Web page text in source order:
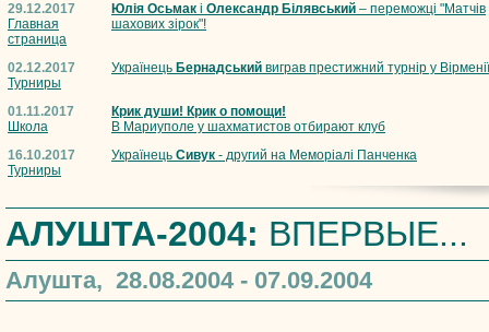
29.12.2017
Главная
страница
Юлія Осьмак і Олександр Білявський – переможці "Матчів
шахових зірок"!
02.12.2017
Турниры
Українець Бернадський виграв престижний турнір у Вірменії
01.11.2017
Школа
Крик души! Крик о помощи!
В Мариуполе у шахматистов отбирают клуб
16.10.2017
Турниры
Українець Сивук - другий на Меморіалі Панченка
АЛУШТА-2004: ВПЕРВЫЕ...
Алушта, 28.08.2004 - 07.09.2004